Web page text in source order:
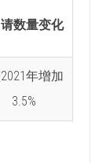
数量变化
年增加
3.5%